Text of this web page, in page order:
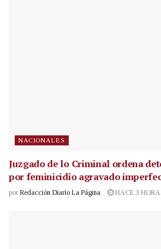
NACIONALES
Juzgado de lo Criminal ordena
por feminicidio agravado
por Redacción Diario La Página HACE 3